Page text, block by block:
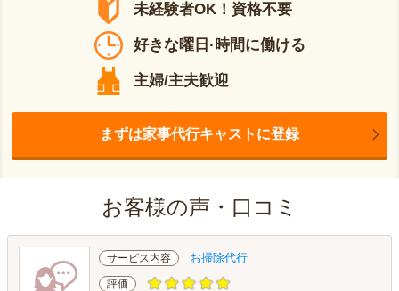
未経験者OK！資格不要
好きな曜日·時間に働ける
主婦/主夫歓迎
まずは家事代行キャストに登録
お客様の声・口コミ
サービス内容 お掃除代行
評価